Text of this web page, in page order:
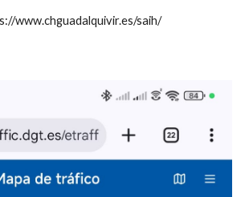
www.chguadalquivir.es/saih/